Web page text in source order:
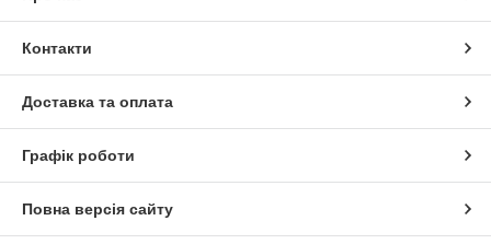
Контакти
Доставка та оплата
Графік роботи
Повна версія сайту